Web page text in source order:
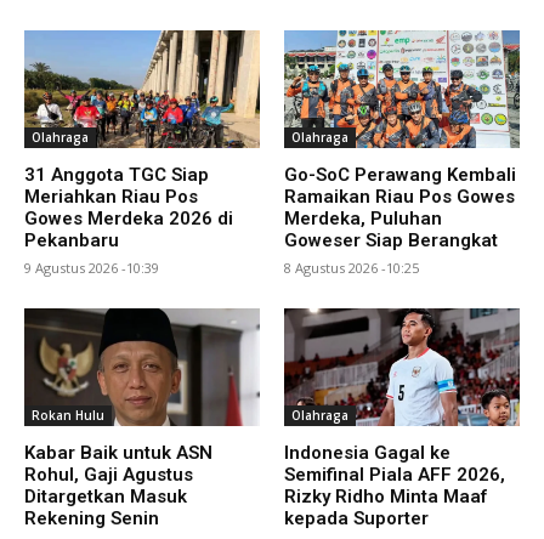
Olahraga
31 Anggota TGC Siap
Meriahkan Riau Pos
Gowes Merdeka 2026 di
Pekanbaru
9 Agustus 2026 -10:39
Olahraga
Go-SoC Perawang Kembali
Ramaikan Riau Pos Gowes
Merdeka, Puluhan
Goweser Siap Berangkat
8 Agustus 2026 -10:25
Rokan Hulu
Kabar Baik untuk ASN
Rohul, Gaji Agustus
Ditargetkan Masuk
Rekening Senin
Olahraga
Indonesia Gagal ke
Semifinal Piala AFF 2026,
Rizky Ridho Minta Maaf
kepada Suporter